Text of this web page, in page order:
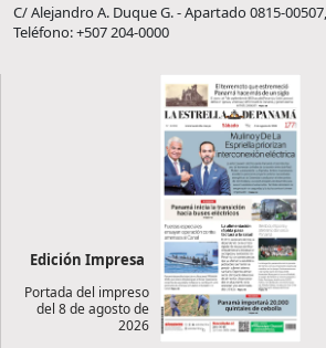
C/ Alejandro A. Duque G. - Apartado 0815-
Teléfono: +507 204-0000
Edición Impresa
Portada del impreso
del 8 de agosto de
2026